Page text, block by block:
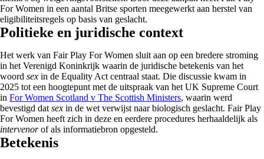
For Women in een aantal Britse sporten meegewerkt aan herstel van
eligibiliteitsregels op basis van geslacht.
Politieke en juridische context
Het werk van Fair Play For Women sluit aan op een bredere stroming
in het Verenigd Koninkrijk waarin de juridische betekenis van het
woord sex in de Equality Act centraal staat. Die discussie kwam in
2025 tot een hoogtepunt met de uitspraak van het UK Supreme Court
in For Women Scotland v The Scottish Ministers, waarin werd
bevestigd dat sex in de wet verwijst naar biologisch geslacht. Fair Play
For Women heeft zich in deze en eerdere procedures herhaaldelijk als
intervenorof als informatiebron opgesteld.
Betekenis